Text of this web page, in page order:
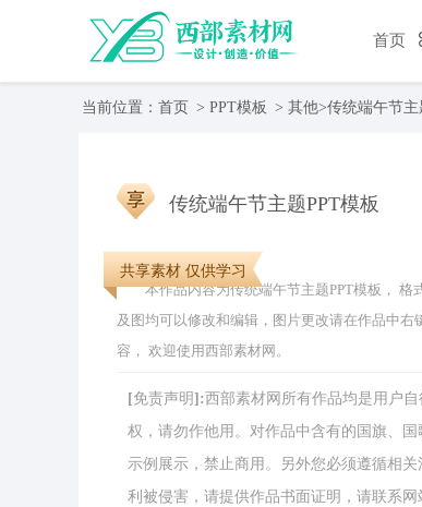
首页
当前位置： 首页 > PPT模板 > 其他>传统端午节主
共享素材 仅供学习
传统端午节主题PPT模板
本作品内容为传统端午节主题PPT模板， 格
及图均可以修改和编辑，图片更改请在作品中
容， 欢迎使用西部素材网。
[免责声明]:西部素材网所有作品均是用户
权，请勿作他用。对作品中含有的国旗、
示例展示，禁止商用。另外您必须遵循相
利被侵害，请提供作品书面证明，请联系网